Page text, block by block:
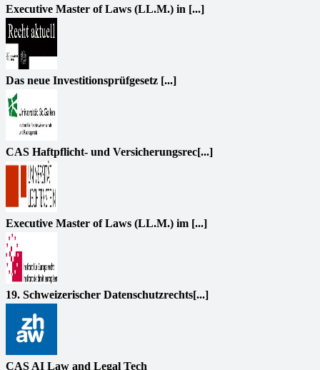
Executive Master of Laws (LL.M.) in [...]
Das neue Investitionsprüfgesetz [...]
CAS Haftpflicht- und Versicherungsrec[...]
Executive Master of Laws (LL.M.) im [...]
19. Schweizerischer Datenschutzrechts[...]
CAS AI Law and Legal Tech